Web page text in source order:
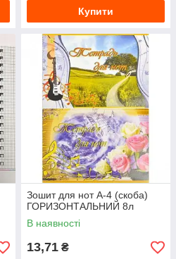
Купити
Зошит для нот А-4 (скоба)
ГОРИЗОНТАЛЬНИЙ 8л
В наявності
13,71 ₴